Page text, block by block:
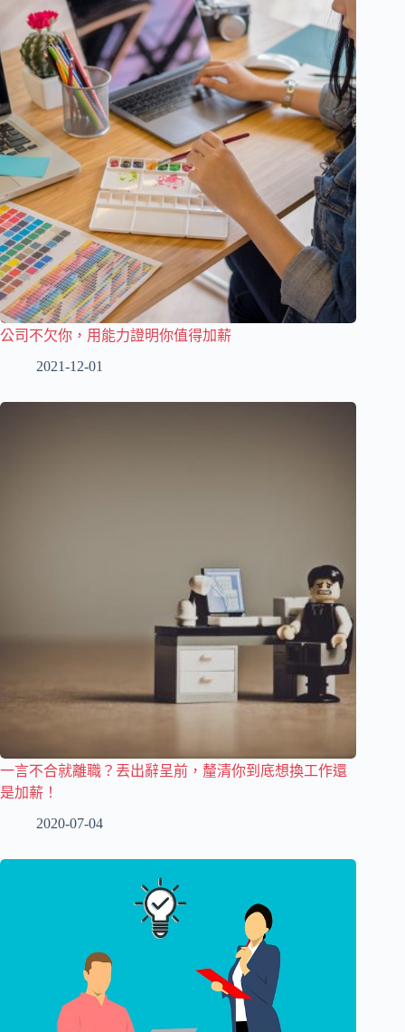
公司不欠你，用能力證明你值得加薪
2021-12-01
一言不合就離職？丟出辭呈前，釐清你到底想換工作還
是加薪！
2020-07-04